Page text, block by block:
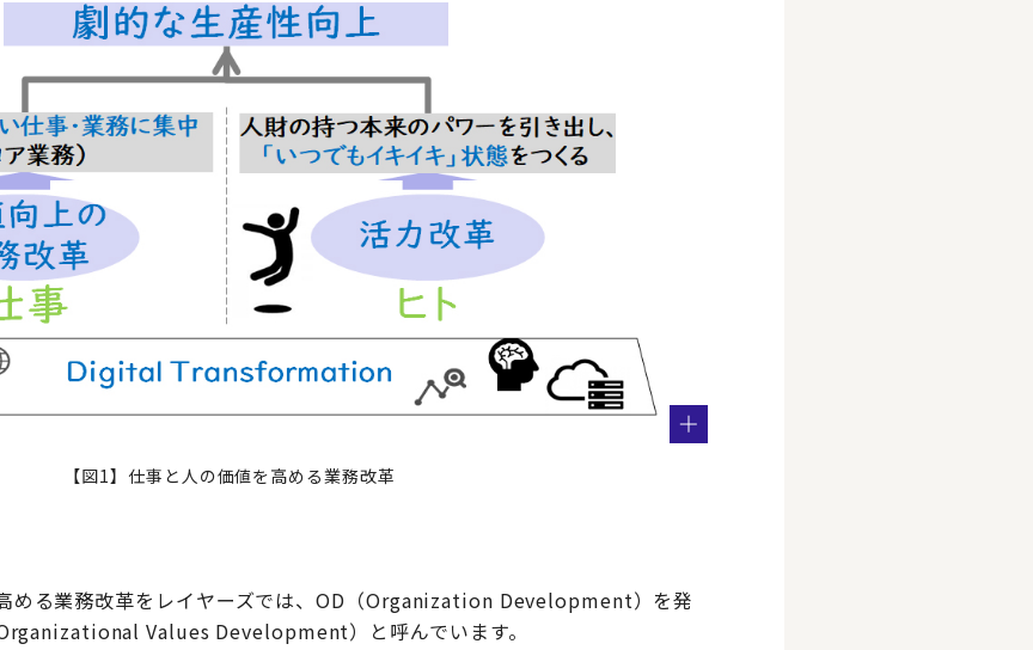
【図1】仕事と人の価値を高める業務改革
める業務改革をレイヤーズでは、OD（Organization Development）を発
Values Development）と呼んでいます。